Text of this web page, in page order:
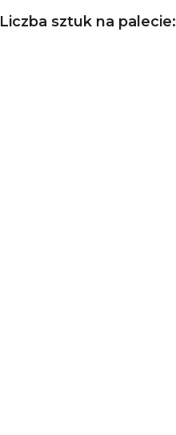
Liczba sztuk na palecie: